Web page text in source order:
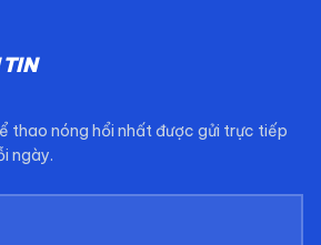
thao nóng hổi nhất được gửi trực tiếp
ngày.